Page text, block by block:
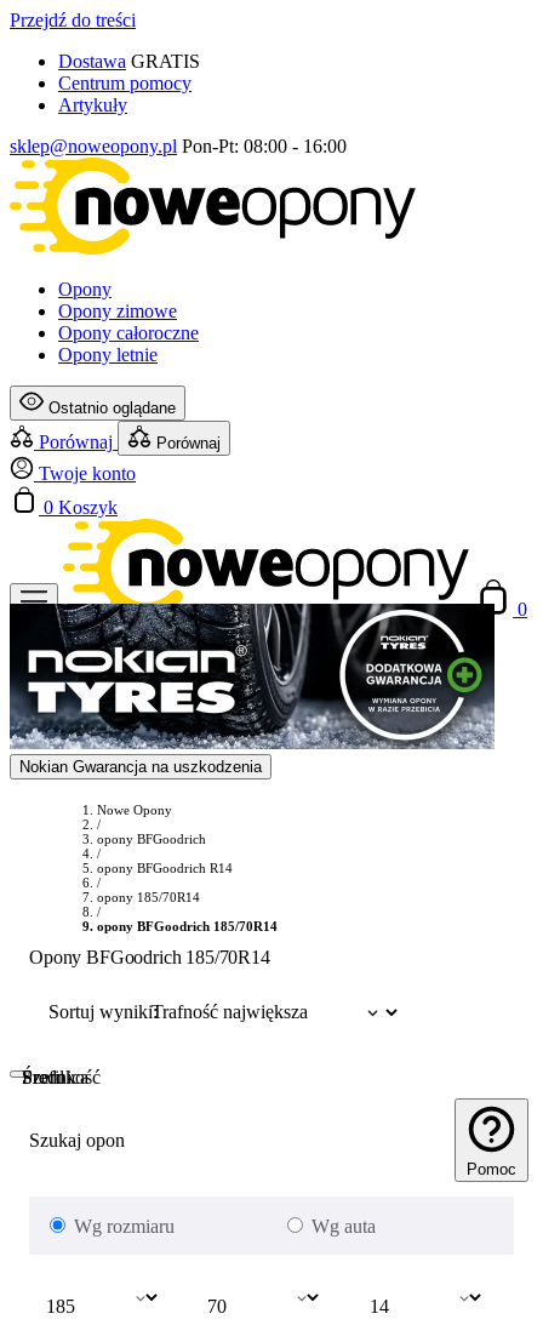
Przejdź do treści
Dostawa GRATIS
Centrum pomocy
Artykuły
sklep@noweopony.pl Pon-Pt: 08:00 - 16:00
Opony
Opony zimowe
Opony całoroczne
Opony letnie
Ostatnio oglądane
Porównaj Porównaj
Twoje konto
0 Koszyk
0
Nokian Gwarancja na uszkodzenia
Nowe Opony
/
opony BFGoodrich
/
opony BFGoodrich R14
/
opony 185/70R14
/
opony BFGoodrich 185/70R14
Opony BFGoodrich 185/70R14
Sortuj wyniki:
Szukaj opon
Pomoc
Wg rozmiaru Wg auta
Szerokość
Profil
Średnica